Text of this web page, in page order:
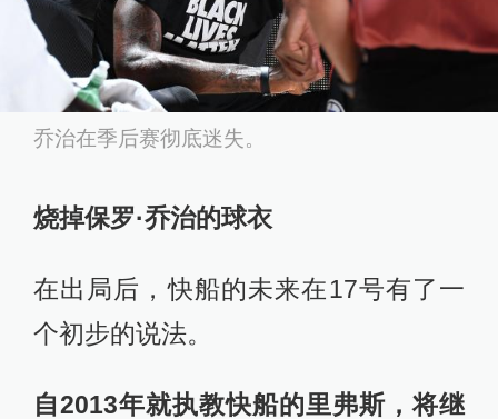
乔治在季后赛彻底迷失。
烧掉保罗·乔治的球衣
在出局后，快船的未来在17号有了一
个初步的说法。
自2013年就执教快船的里弗斯，将继